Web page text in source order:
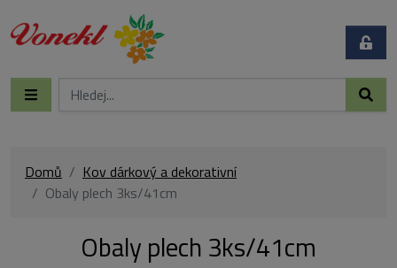
Domů
Kov dárkový a dekorativní
Obaly plech 3ks/41cm
Obaly plech 3ks/41cm